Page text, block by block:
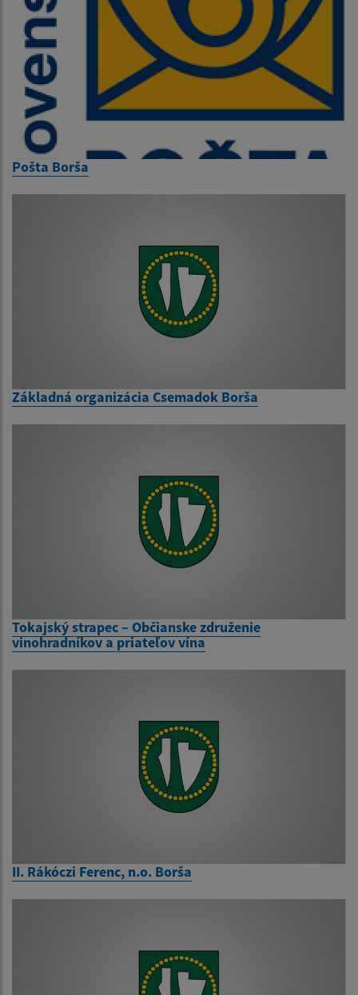
Pošta Borša
Základná organizácia Csemadok Borša
Tokajský strapec – Občianske združenie
vinohradníkov a priateľov vína
II. Rákóczi Ferenc, n.o. Borša